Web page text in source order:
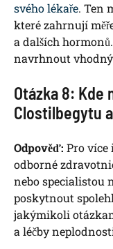
svého lékaře. Ten
které zahrnují
a dalších
navrhnout
Otázka 8: Kde
Clostilbegytu
Odpověď: Pro více
odborné
nebo specialistou
poskytnout
jakýmikoli
a léčby